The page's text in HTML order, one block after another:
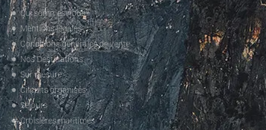
Qui sommes nous?
Mentions légales
Conditions générales de vente
Nos Destinations
Sur mesure
Circuits organisés
Séjours
Croisières maritimes